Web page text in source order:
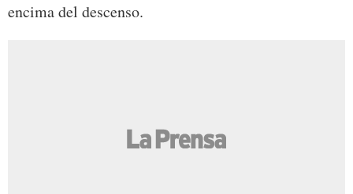
encima del descenso.